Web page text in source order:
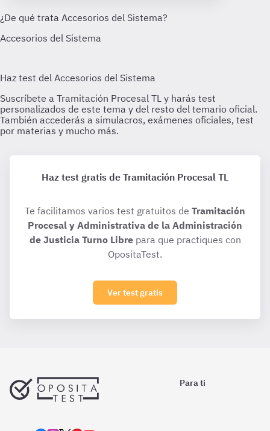
Haz test gratis de Tramitación Procesal TL
Te facilitamos varios test gratuitos de Tramitación
Procesal y Administrativa de la Administración
de Justicia Turno Librepara que practiques con
OpositaTest.
Ver test gratis
Para ti